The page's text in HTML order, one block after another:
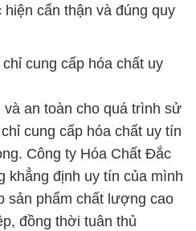
cẩn thận và đúng quy
cung cấp hóa chất uy
an toàn cho quá trình sử
cung cấp hóa chất uy tín
Công ty Hóa Chất Đắc
khẳng định uy tín của mình
sản phẩm chất lượng cao
đồng thời tuân thủ